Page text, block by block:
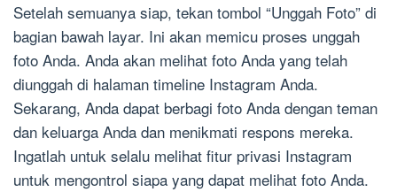
Setelah semuanya siap, tekan tombol “Unggah Foto” di
bagian bawah layar. Ini akan memicu proses unggah
foto Anda. Anda akan melihat foto Anda yang telah
diunggah di halaman timeline Instagram Anda.
Sekarang, Anda dapat berbagi foto Anda dengan teman
dan keluarga Anda dan menikmati respons mereka.
Ingatlah untuk selalu melihat fitur privasi Instagram
untuk mengontrol siapa yang dapat melihat foto Anda.